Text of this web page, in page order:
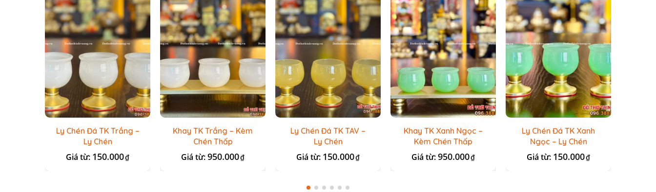
Ly Chén Đá TK Trắng –
Ly Chén
Giá từ: 150.000₫
Khay TK Trắng – Kèm
Chén Thấp
Giá từ:950.000₫
Ly Chén Đá TK TAV –
Ly Chén
Giá từ: 150.000₫
Khay TK Xanh Ngọc –
Kèm Chén Thấp
Giá từ:950.000₫
Ly Chén Đá TK Xanh
Ngọc – Ly Chén
Giá từ: 150.000₫